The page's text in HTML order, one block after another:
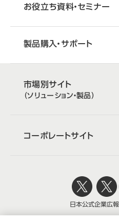
お役立ち資料・セミナー
製品購入・サポート
市場別サイト
（ソリューション・製品）
コーポレートサイト
日本公式企業広報